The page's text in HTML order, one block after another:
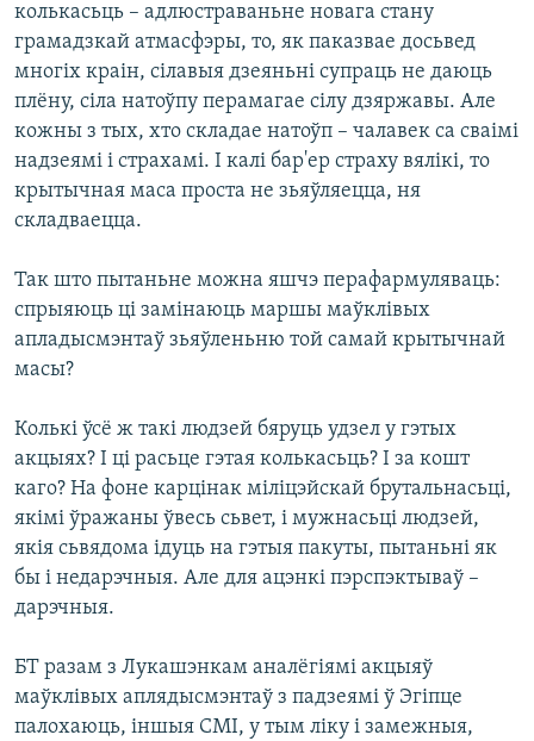
колькасьць – адлюстраваньне новага стану
грамадзкай атмасфэры, то, як паказвае досьвед
многіх краін, сілавыя дзеяньні супраць не даюць
плёну, сіла натоўпу перамагае сілу дзяржавы. Але
кожны з тых, хто складае натоўп – чалавек са сваімі
надзеямі і страхамі. І калі бар'ер страху вялікі, то
крытычная маса проста не зьяўляецца, ня
складваецца.
Так што пытаньне можна яшчэ перафармуляваць:
спрыяюць ці замінаюць маршы маўклівых
апладысмэнтаў зьяўленьню той самай крытычнай
масы?
Колькі ўсё ж такі людзей бяруць удзел у гэтых
акцыях? І ці расьце гэтая колькасьць? І за кошт
каго? На фоне карцінак міліцэйскай брутальнасьці,
якімі ўражаны ўвесь сьвет, і мужнасьці людзей,
якія сьвядома ідуць на гэтыя пакуты, пытаньні як
бы і недарэчныя. Але для ацэнкі пэрспэктываў –
дарэчныя.
БТ разам з Лукашэнкам аналёгіямі акцыяў
маўклівых аплядысмэнтаў з падзеямі ў Эгіпце
палохаюць, іншыя СМІ, у тым ліку і замежныя,